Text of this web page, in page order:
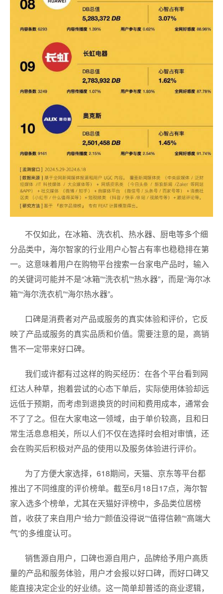
不仅如此，在冰箱、洗衣机、热水器、厨电等多个细
分品类中，海尔智家的行业用户心智占有率也稳稳排在第
一。这意味着用户在购物平台搜索一台家电产品时，输入
的关键词可能并不是“冰箱”“洗衣机”“热水器”，而是“海尔冰
箱”“海尔洗衣机”“海尔热水器”。
口碑是消费者对产品或服务的真实体验和评价，它反
映了产品或服务的真实品质和价值。需要注意的是，高销
售不一定带来好口碑。
我们或许都有过这样的购买经历：在各个平台看到网
红达人种草，抱着尝试的心态下单后，实际使用体验却远
远低于预期，而考虑到退换货的时间和费用成本，通常会
不了了之。但在大家电这一领域，由于单价较高，且和日
常生活息息相关，所以人们不仅在选择时会相对审慎，还
会在购买后积极对产品的使用以及服务体验进行评价。
为了方便大家选择，618期间，天猫、京东等平台都
推出了不同维度的评价榜单。截至6月18日17点，海尔智
家入选多个榜单，尤其在天猫好评榜中，多品类位居榜
首，收获了来自用户“给力”“颜值没得说”“值得信赖”“高端大
气”的多维度认可。
销售源自用户，口碑也源自用户，品牌给予用户高质
量的产品和服务体验，用户才会报以好口碑，而好口碑又
能直接决定企业的好业绩。这一简单却普适的商业逻辑，